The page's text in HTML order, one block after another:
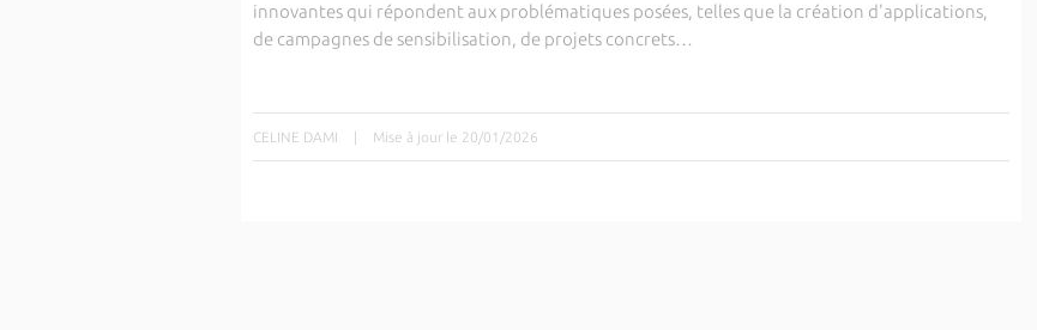
innovantes qui répondent aux problématiques posées, telles que la création d'applications,
de campagnes de sensibilisation, de projets concrets…
CELINE DAMI | Mise à jour le 20/01/2026